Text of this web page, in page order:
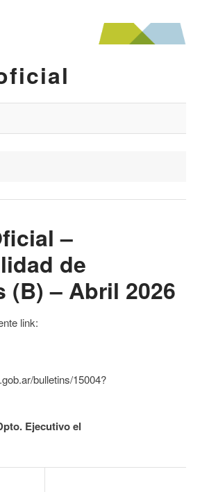
–
de
(B) – Abril 2026
link:
bulletins/15004?
Ejecutivo el